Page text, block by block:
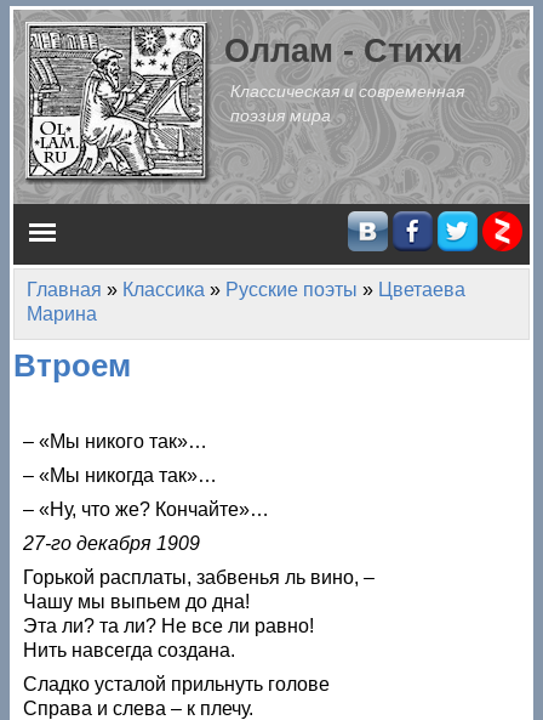
Перейти к основному содержанию
Оллам - Стихи
Классическая и современная
поэзия мира
Главное меню
Вы здесь
Главная » Классика » Русские поэты » Цветаева
Марина
Втроем
– «Мы никого так»…
– «Мы никогда так»…
– «Ну, что же? Кончайте»…
27-го декабря 1909
Горькой расплаты, забвенья ль вино, –
Чашу мы выпьем до дна!
Эта ли? та ли? Не все ли равно!
Нить навсегда создана.
Сладко усталой прильнуть голове
Справа и слева – к плечу.